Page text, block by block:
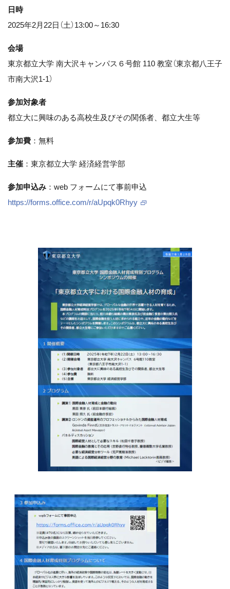
日時
2025年2月22日（土）13:00～16:30
会場
東京都立大学 南大沢キャンパス６号館 110 教室（東京都八王子
市南大沢1-1）
参加対象者
都立大に興味のある高校生及びその関係者、都立大生等
参加費 ：無料
主催 ：東京都立大学 経済経営学部
参加申込み ：web フォームにて事前申込
https://forms.office.com/r/aUpqk0Rhyy